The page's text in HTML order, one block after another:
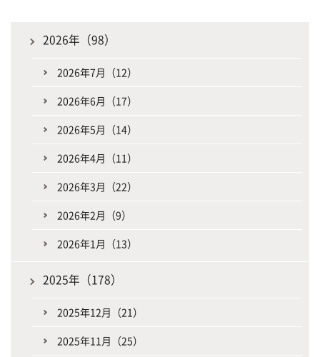
2026年（98）
2026年7月（12）
2026年6月（17）
2026年5月（14）
2026年4月（11）
2026年3月（22）
2026年2月（9）
2026年1月（13）
2025年（178）
2025年12月（21）
2025年11月（25）